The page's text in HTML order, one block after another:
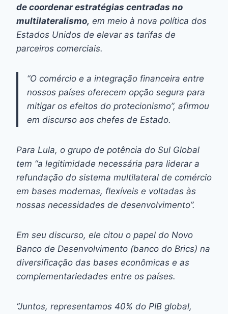
de coordenar estratégias centradas no
multilateralismo, em meio à nova política dos
Estados Unidos de elevar as tarifas de
parceiros comerciais.
“O comércio e a integração financeira entre
nossos países oferecem opção segura para
mitigar os efeitos do protecionismo”, afirmou
em discurso aos chefes de Estado.
Para Lula, o grupo de potência do Sul Global
tem “a legitimidade necessária para liderar a
refundação do sistema multilateral de comércio
em bases modernas, flexíveis e voltadas às
nossas necessidades de desenvolvimento”.
Em seu discurso, ele citou o papel do Novo
Banco de Desenvolvimento (banco do Brics) na
diversificação das bases econômicas e as
complementariedades entre os países.
“Juntos, representamos 40% do PIB global,